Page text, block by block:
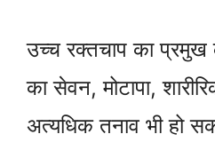
उच्च रक्तचाप का
का सेवन, मोटापा,
अत्यधिक तनाव भी हो